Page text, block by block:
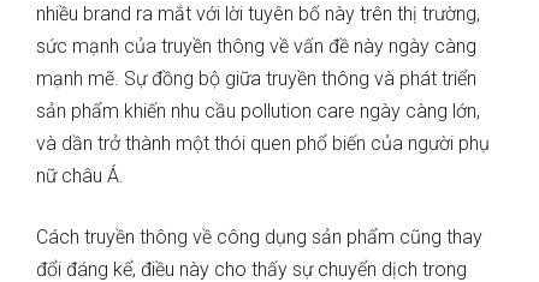
nhiều brand ra mắt với lời tuyên bố này trên thị trường,
sức mạnh của truyền thông về vấn đề này ngày càng
mạnh mẽ. Sự đồng bộ giữa truyền thông và phát triển
sản phẩm khiến nhu cầu pollution care ngày càng lớn,
và dần trở thành một thói quen phổ biến của người phụ
nữ châu Á.
Cách truyền thông về công dụng sản phẩm cũng thay
đổi đáng kể, điều này cho thấy sự chuyển dịch trong